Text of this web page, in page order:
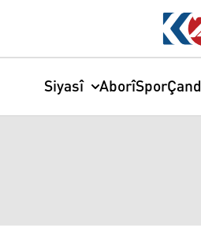
Siyasî AborîSporÇand